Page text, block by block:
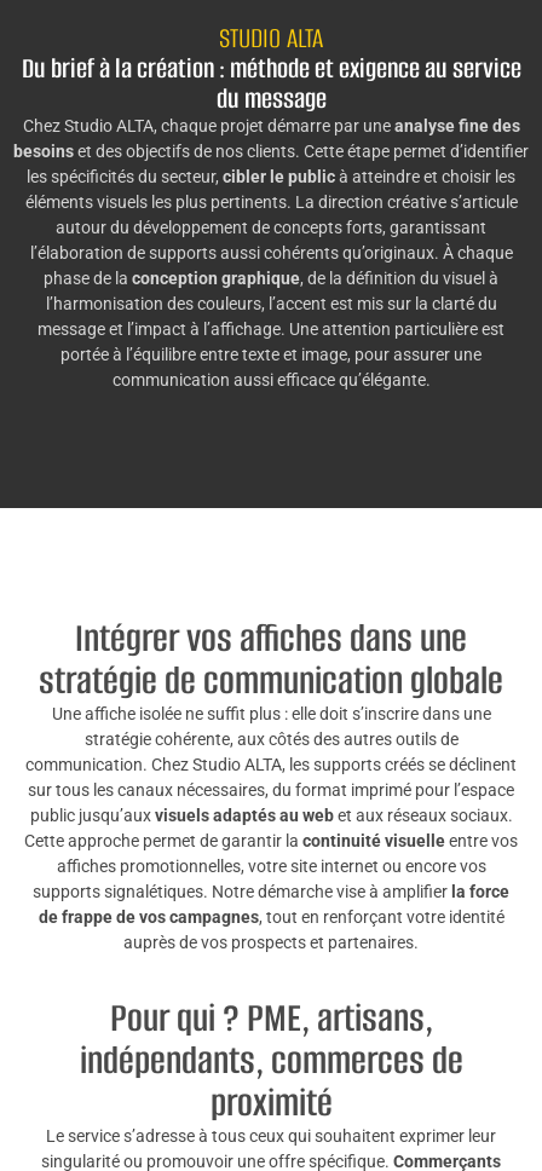
STUDIO ALTA
Du brief à la création : méthode et exigence au service
du message
Chez Studio ALTA, chaque projet démarre par uneanalyse fine des
besoinset des objectifs de nos clients. Cette étape permet d’identifier
les spécificités du secteur, cibler le publicà atteindre et choisir les
éléments visuels les plus pertinents. La direction créative s’articule
autour du développement de concepts forts, garantissant
l’élaboration de supports aussi cohérents qu’originaux. À chaque
phase de la conception graphique, de la définition du visuel à
l’harmonisation des couleurs, l’accent est mis sur la clarté du
message et l’impact à l’affichage. Une attention particulière est
portée à l’équilibre entre texte et image, pour assurer une
communication aussi efficace qu’élégante.
Intégrer vos affiches dans une
stratégie de communication globale
Une affiche isolée ne suffit plus : elle doit s’inscrire dans une
stratégie cohérente, aux côtés des autres outils de
communication. Chez Studio ALTA, les supports créés se déclinent
sur tous les canaux nécessaires, du format imprimé pour l’espace
public jusqu’auxvisuels adaptés au webet aux réseaux sociaux.
Cette approche permet de garantir la continuité visuelleentre vos
affiches promotionnelles, votre site internet ou encore vos
supports signalétiques. Notre démarche vise à amplifier la force
de frappe de vos campagnes, tout en renforçant votre identité
auprès de vos prospects et partenaires.
Pour qui ? PME, artisans,
indépendants, commerces de
proximité
Le service s’adresse à tous ceux qui souhaitent exprimer leur
singularité ou promouvoir une offre spécifique. Commerçants